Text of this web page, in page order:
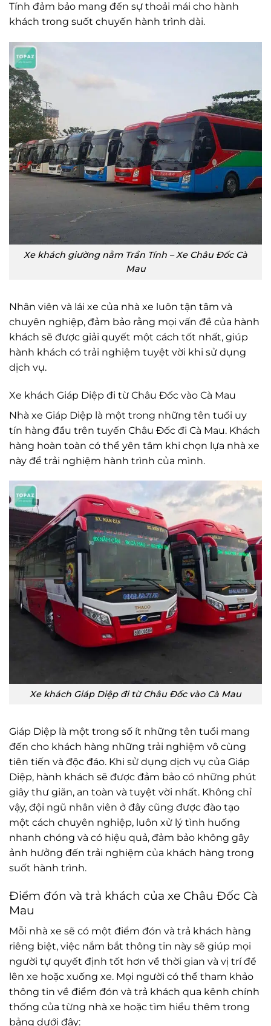
Tính đảm bảo mang đến sự thoải mái cho hành
khách trong suốt chuyến hành trình dài.
Xe khách giường nằm Trần Tính – Xe Châu Đốc Cà
Mau
Nhân viên và lái xe của nhà xe luôn tận tâm và
chuyên nghiệp, đảm bảo rằng mọi vấn đề của hành
khách sẽ được giải quyết một cách tốt nhất, giúp
hành khách có trải nghiệm tuyệt vời khi sử dụng
dịch vụ.
Xe khách Giáp Diệp đi từ Châu Đốc vào Cà Mau
Nhà xe Giáp Diệp là một trong những tên tuổi uy
tín hàng đầu trên tuyến Châu Đốc đi Cà Mau. Khách
hàng hoàn toàn có thể yên tâm khi chọn lựa nhà xe
này để trải nghiệm hành trình của mình.
Xe khách Giáp Diệp đi từ Châu Đốc vào Cà Mau
Giáp Diệp là một trong số ít những tên tuổi mang
đến cho khách hàng những trải nghiệm vô cùng
tiên tiến và độc đáo. Khi sử dụng dịch vụ của Giáp
Diệp, hành khách sẽ được đảm bảo có những phút
giây thư giãn, an toàn và tuyệt vời nhất. Không chỉ
vậy, đội ngũ nhân viên ở đây cũng được đào tạo
một cách chuyên nghiệp, luôn xử lý tình huống
nhanh chóng và có hiệu quả, đảm bảo không gây
ảnh hưởng đến trải nghiệm của khách hàng trong
suốt hành trình.
Điểm đón và trả khách của xe Châu Đốc Cà
Mau
Mỗi nhà xe sẽ có một điểm đón và trả khách hàng
riêng biệt, việc nắm bắt thông tin này sẽ giúp mọi
người tự quyết định tốt hơn về thời gian và vị trí để
lên xe hoặc xuống xe. Mọi người có thể tham khảo
thông tin về điểm đón và trả khách qua kênh chính
thống của từng nhà xe hoặc tìm hiểu thêm trong
bảng dưới đây: